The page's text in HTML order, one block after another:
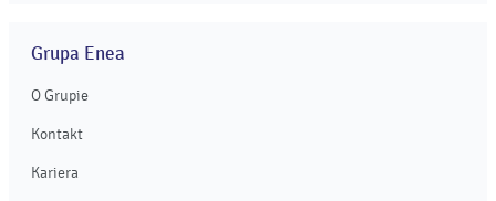
Grupa Enea
O Grupie
Kontakt
Kariera